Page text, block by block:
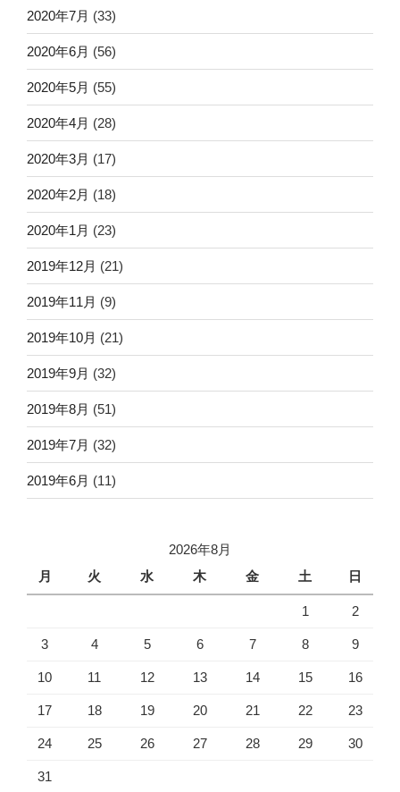
2020年7月 (33)
2020年6月 (56)
2020年5月 (55)
2020年4月 (28)
2020年3月 (17)
2020年2月 (18)
2020年1月 (23)
2019年12月 (21)
2019年11月 (9)
2019年10月 (21)
2019年9月 (32)
2019年8月 (51)
2019年7月 (32)
2019年6月 (11)
2026年8月
月
火 水 木 金 土 日
1 2
3 4 5 6 7 8 9
10 11 12 13 14 15 16
17 18 19 20 21 22 23
24 25 26 27 28 29 30
31